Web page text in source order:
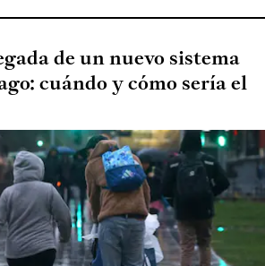
de un nuevo sistema
cuándo y cómo sería el